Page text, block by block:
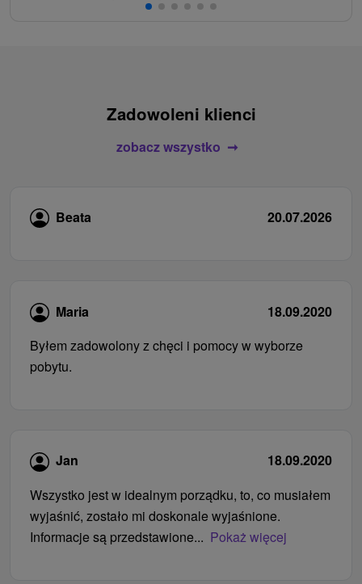
Zadowoleni klienci
zobacz wszystko
Beata 20.07.2026
Maria
18.09.2020
Byłem zadowolony z chęci i pomocy w wyborze
pobytu.
Jan
18.09.2020
Wszystko jest w idealnym porządku, to, co musiałem
wyjaśnić, zostało mi doskonale wyjaśnione.
Informacje są przedstawione... Pokaż więcej